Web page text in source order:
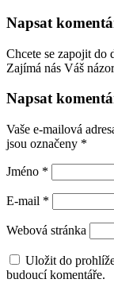
Napsat
Chcete se zapojit do
Zajímá nás Váš
Napsat
Vaše e-mailová
jsou označeny *
Jméno *
E-mail *
Webová stránka
Uložit do
budoucí komentáře.